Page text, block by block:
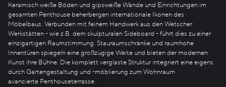
Keramisch weiße Böden und gipsweiße Wände und Einrichtungen im
gesamten Penthouse beherbergen internationale Ikonen des
Möbelbaus. Verbunden mit feinem Handwerk aus den Wetscher
Werkstätten - wie z.B. dem skulpturalen Sideboard - führt dies zu einer
einzigartigen Raumstimmung. Stauraumschränke und raumhohe
Innentüren spiegeln eine großzügige Weite und bieten der modernen
Kunst ihre Bühne. Die komplett verglaste Struktur integriert eine eigens
durch Gartengestaltung und -möblierung zum Wohnraum
avancierte Penthouseterrasse.